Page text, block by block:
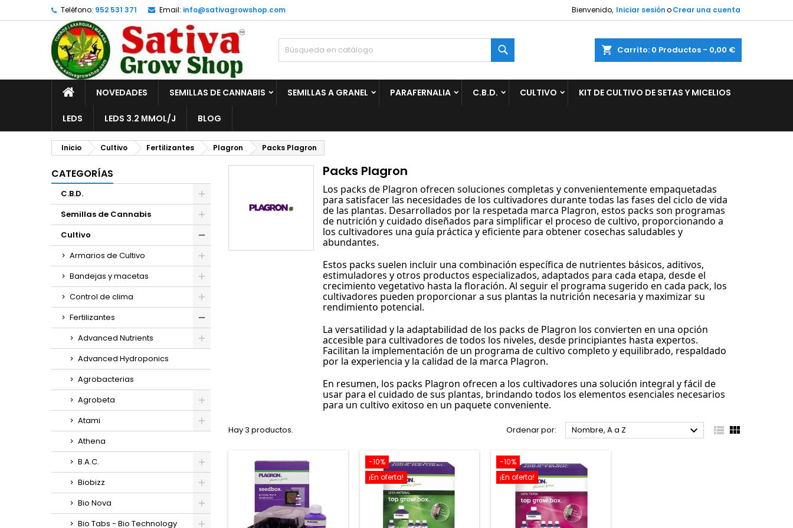
Teléfono: 952 531 371 Email: info@sativagrowshop.com Bienvenido, Iniciar sesiónoCrear una cuenta
Carrito 0 Productos - 0,00 €
INICIONOVEDADES SEMILLAS DE CANNABIS SEMILLAS A GRANEL PARAFERNALIA C.B.D. CULTIVO KIT DE CULTIVO DE SETAS Y MICELIOS
LEDS LEDS 3.2 ΜMOL/J BLOG
Inicio Cultivo Fertilizantes Plagron Packs Plagron
CATEGORÍAS
C.B.D.
Semillas de Cannabis
Cultivo
Armarios de Cultivo
Bandejas y macetas
Control de clima
Fertilizantes
Advanced Nutrients
Advanced Hydroponics
Agrobacterias
Agrobeta
Atami
Athena
B.A.C.
Biobizz
Bio Nova
Bio Tabs - Bio Technology
Packs Plagron
Los packs de Plagron ofrecen soluciones completas y convenientemente empaquetadas
para satisfacer las necesidades de los cultivadores durante todas las fases del ciclo de vida
de las plantas. Desarrollados por la respetada marca Plagron, estos packs son programas
de nutrición y cuidado diseñados para simplificar el proceso de cultivo, proporcionando a
los cultivadores una guía práctica y eficiente para obtener cosechas saludables y
abundantes.
Estos packs suelen incluir una combinación específica de nutrientes básicos, aditivos,
estimuladores y otros productos especializados, adaptados para cada etapa, desde el
crecimiento vegetativo hasta la floración. Al seguir el programa sugerido en cada pack, los
cultivadores pueden proporcionar a sus plantas la nutrición necesaria y maximizar su
rendimiento potencial.
La versatilidad y la adaptabilidad de los packs de Plagron los convierten en una opción
accesible para cultivadores de todos los niveles, desde principiantes hasta expertos.
Facilitan la implementación de un programa de cultivo completo y equilibrado, respaldado
por la experiencia y la calidad de la marca Plagron.
En resumen, los packs Plagron ofrecen a los cultivadores una solución integral y fácil de
usar para el cuidado de sus plantas, brindando todos los elementos esenciales necesarios
para un cultivo exitoso en un paquete conveniente.
Hay 3 productos. Ordenar por: Nombre, A a Z   
-10%
¡En oferta!
-10%
¡En oferta!
Añadir a la lista de deseos
Crear nueva lista
((modalTitle))
((confirmMessage))
Crear lista de deseos
Cancelar Crear lista de deseos
Iniciar sesión
Debe iniciar sesión para guardar productos en su lista de deseos.